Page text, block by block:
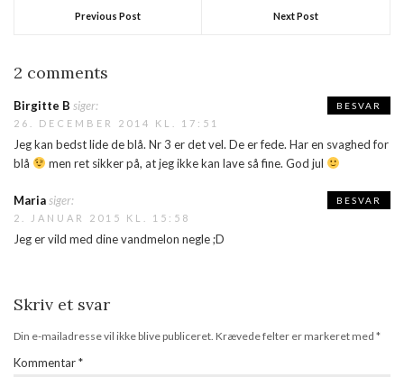
Previous Post Next Post
2 comments
Birgitte B siger:
26. DECEMBER 2014 KL. 17:51
Jeg kan bedst lide de blå. Nr 3 er det vel. De er fede. Har en svaghed for
blå
men ret sikker på, at jeg ikke kan lave så fine. God jul
BESVAR
Mariasiger:
2. JANUAR 2015 KL. 15:58
Jeg er vild med dine vandmelon negle ;D
BESVAR
Skriv et svar
Din e-mailadresse vil ikke blive publiceret. Krævede felter er markeret med *
Kommentar*